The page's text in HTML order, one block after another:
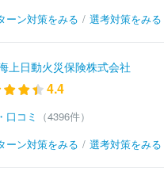
ーン対策をみる / 選考対策をみる
上日動火災保険株式会社
4.4
口コミ
（4396件）
ーン対策をみる / 選考対策をみる